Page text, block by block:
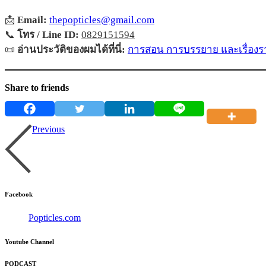
📩 Email: thepopticles@gmail.com
📞 โทร / Line ID: 0829151594
📜 อ่านประวัติของผมได้ที่นี่: การสอน การบรรยาย และเรื่อง
Share to friends
Previous
Facebook
Popticles.com
Youtube Channel
PODCAST